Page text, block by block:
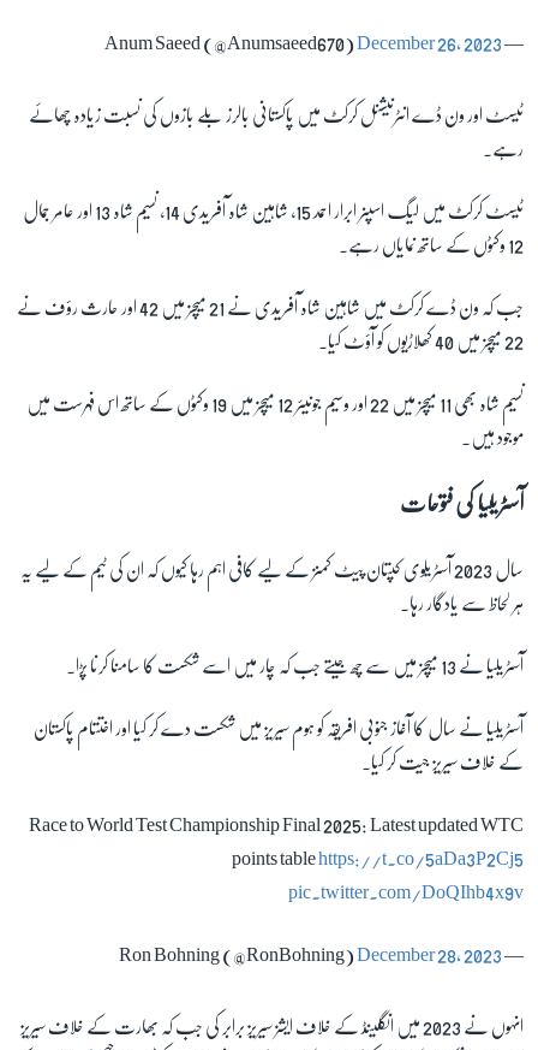
— Anum Saeed (@Anumsaeed670)
December 26, 2023
ٹیسٹ اور ون ڈے انٹرنیشنل کرکٹ میں پاکستانی بالرز بلے بازوں کی نسبت زیادہ چھائے
رہے۔
ٹیسٹ کرکٹ میں لیگ اسپنر ابرار احمد 15، شاہین شاہ آفریدی 14، نسیم شاہ 13 اور عامر جمال
12 وکٹوں کے ساتھ نمایاں رہے۔
جب کہ ون ڈے کرکٹ میں شاہین شاہ آفریدی نے 21 میچز میں 42 اور حارث رؤف نے
22 میچز میں 40 کھلاڑیوں کو آؤٹ کیا۔
نسیم شاہ بھی 11 میچز میں 22 اور وسیم جونیئر 12 میچز میں 19 وکٹوں کے ساتھ اس فہرست میں
موجود ہیں۔
آسٹریلیا کی فتوحات
سال 2023 آسٹریلوی کپتان پیٹ کمنز کے لیے کافی اہم رہا کیوں کہ ان کی ٹیم کے لیے یہ
ہر لحاظ سے یادگار رہا۔
آسٹریلیا نے 13 میچز میں سے چھ جیتے جب کہ چار میں اسے شکست کا سامنا کرنا پڑا۔
آسٹریلیا نے سال کا آغاز جنوبی افریقہ کو ہوم سیریز میں شکست دے کر کیا اور اختتام پاکستان
کے خلاف سیریز جیت کر کیا۔
Race to World Test Championship Final 2025: Latest updated WTC
points tablehttps://t.co/5aDa3P2Cj5
pic.twitter.com/DoQIhb4x9v
— Ron Bohning (@RonBohning)
December 28, 2023
انہوں نے 2023 میں انگلینڈ کے خلاف ایشز سیریز برابر کی جب کہ بھارت کے خلاف سیریز